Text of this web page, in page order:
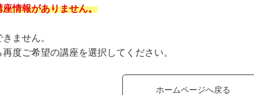
座情報がありません。
ません。
度ご希望の講座を選択してください。
ホームページへ戻る